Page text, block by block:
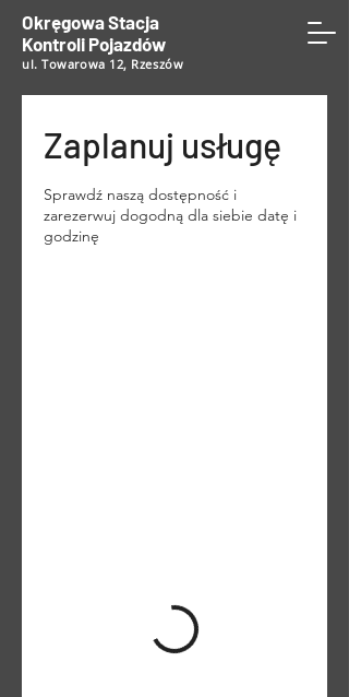
Okręgowa Stacja
Kontroli Pojazdów
ul. Towarowa 12, Rzeszów
Zaplanuj usługę
Sprawdź naszą dostępność i
zarezerwuj dogodną dla siebie datę i
godzinę